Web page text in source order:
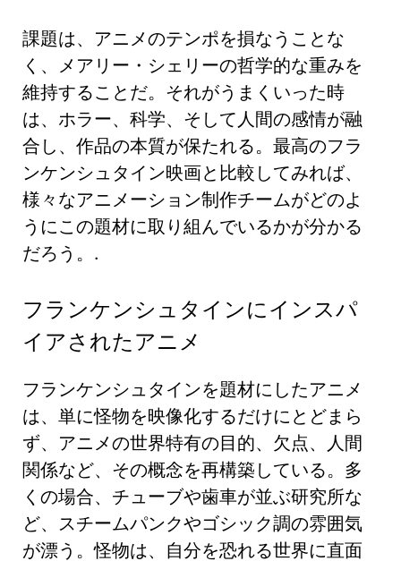
課題は、アニメのテンポを損なうことな
く、メアリー・シェリーの哲学的な重みを
維持することだ。それがうまくいった時
は、ホラー、科学、そして人間の感情が融
合し、作品の本質が保たれる。最高のフラ
ンケンシュタイン映画と比較してみれば、
様々なアニメーション制作チームがどのよ
うにこの題材に取り組んでいるかが分かる
だろう。.
フランケンシュタインにインスパ
イアされたアニメ
フランケンシュタインを題材にしたアニメ
は、単に怪物を映像化するだけにとどまら
ず、アニメの世界特有の目的、欠点、人間
関係など、その概念を再構築している。多
くの場合、チューブや歯車が並ぶ研究所な
ど、スチームパンクやゴシック調の雰囲気
が漂う。怪物は、自分を恐れる世界に直面